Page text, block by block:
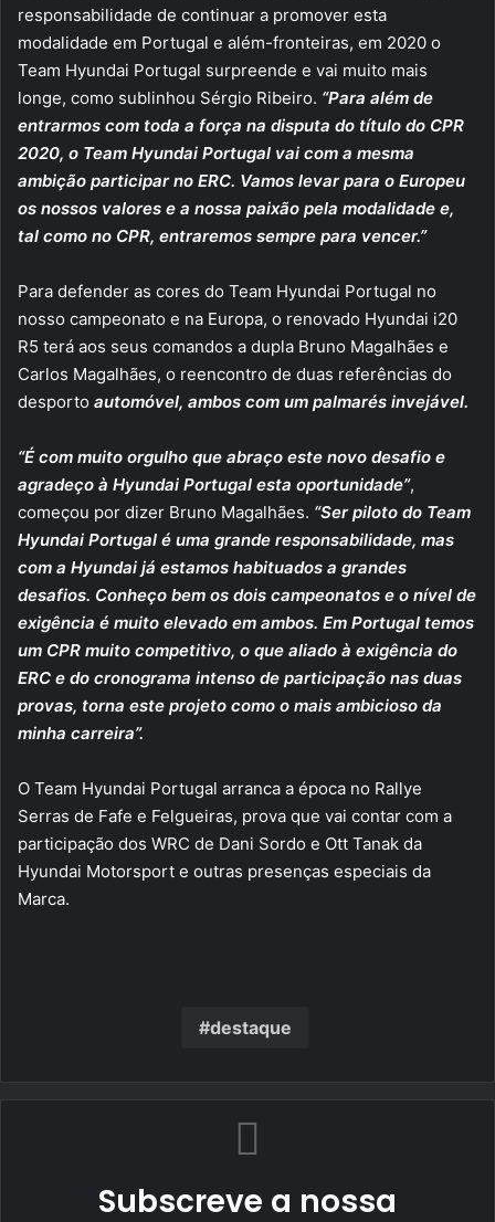
responsabilidade de continuar a promover esta
modalidade em Portugal e além-fronteiras, em 2020 o
Team Hyundai Portugal surpreende e vai muito mais
longe, como sublinhou Sérgio Ribeiro. “Para além de
entrarmos com toda a força na disputa do título do CPR
2020, o Team Hyundai Portugal vai com a mesma
ambição participar no ERC. Vamos levar para o Europeu
os nossos valores e a nossa paixão pela modalidade e,
tal como no CPR, entraremos sempre para vencer.”
Para defender as cores do Team Hyundai Portugal no
nosso campeonato e na Europa, o renovado Hyundai i20
R5 terá aos seus comandos a dupla Bruno Magalhães e
Carlos Magalhães, o reencontro de duas referências do
desporto automóvel, ambos com um palmarés invejável.
“É com muito orgulho que abraço este novo desafio e
agradeço à Hyundai Portugal esta oportunidade”,
começou por dizer Bruno Magalhães. “Ser piloto do Team
Hyundai Portugal é uma grande responsabilidade, mas
com a Hyundai já estamos habituados a grandes
desafios. Conheço bem os dois campeonatos e o nível de
exigência é muito elevado em ambos. Em Portugal temos
um CPR muito competitivo, o que aliado à exigência do
ERC e do cronograma intenso de participação nas duas
provas, torna este projeto como o mais ambicioso da
minha carreira”.
O Team Hyundai Portugal arranca a época no Rallye
Serras de Fafe e Felgueiras, prova que vai contar com a
participação dos WRC de Dani Sordo e Ott Tanak da
Hyundai Motorsport e outras presenças especiais da
Marca.
destaque
Subscreve a nossa